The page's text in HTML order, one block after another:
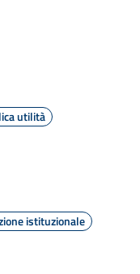
utilità
istituzionale